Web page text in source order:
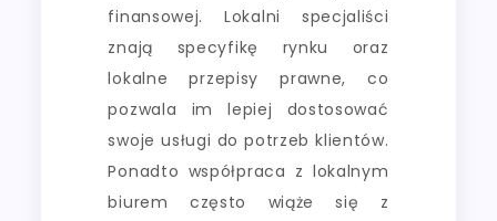
finansowej. Lokalni specjaliści
znają specyfikę rynku oraz
lokalne przepisy prawne, co
pozwala im lepiej dostosować
swoje usługi do potrzeb klientów.
Ponadto współpraca z lokalnym
biurem często wiąże się z